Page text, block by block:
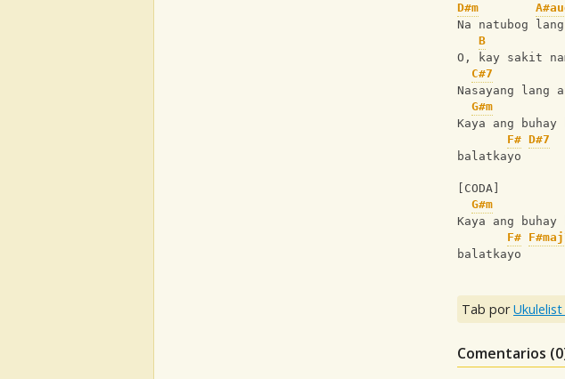
D#m
Na natubog
B
O, kay sakit
C#7
Nasayang lang
G#m
Kaya ang
F# D#7
balatkayo
[CODA]
G#m
Kaya ang
F#
balatkayo
Tab por
Comentarios (0